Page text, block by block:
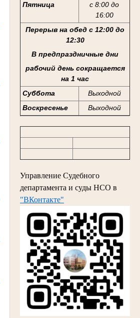
Пятница
с 8:00 до
16:00
Перерыв на обед с 12:00 до
12:30
В предпраздничные дни
рабочий день сокращается
на 1 час
Суббота
Выходной
Воскресенье
Выходной
Управление Судебного
департамента и суды НСО в
"ВКонтакте"